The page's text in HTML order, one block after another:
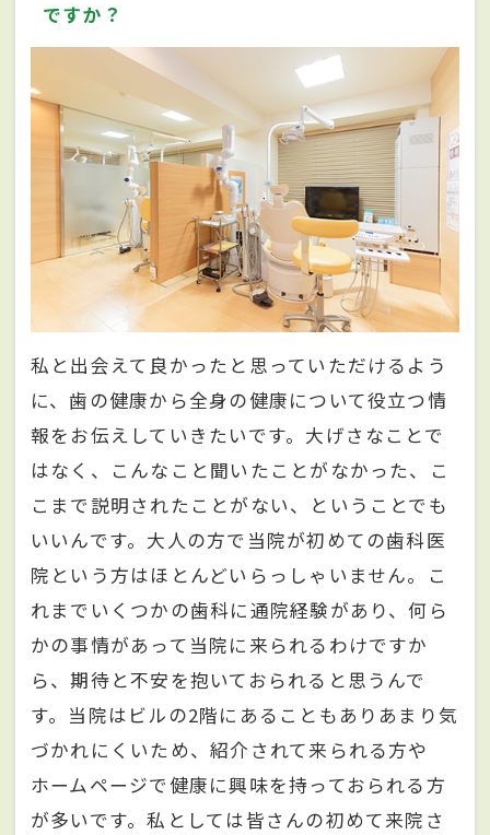
ですか？
私と出会えて良かったと思っていただけるよう
に、歯の健康から全身の健康について役立つ情
報をお伝えしていきたいです。大げさなことで
はなく、こんなこと聞いたことがなかった、こ
こまで説明されたことがない、ということでも
いいんです。大人の方で当院が初めての歯科医
院という方はほとんどいらっしゃいません。こ
れまでいくつかの歯科に通院経験があり、何ら
かの事情があって当院に来られるわけですか
ら、期待と不安を抱いておられると思うんで
す。当院はビルの2階にあることもありあまり気
づかれにくいため、紹介されて来られる方や
ホームページで健康に興味を持っておられる方
が多いです。私としては皆さんの初めて来院さ